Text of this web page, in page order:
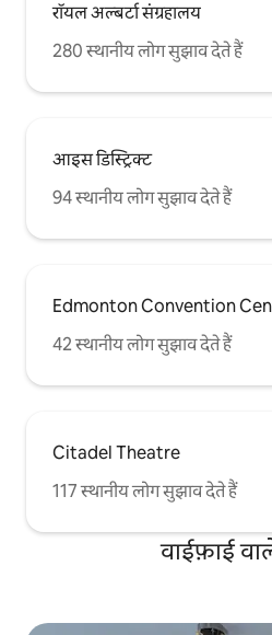
रॉयल अल्बर्टा संग्रहालय
280 स्थानीय लोग सुझाव देते हैं
आइस डिस्ट्रिक्ट
94 स्थानीय लोग सुझाव देते हैं
Edmonton Convention
42 स्थानीय लोग सुझाव देते हैं
Citadel Theatre
117 स्थानीय लोग सुझाव देते हैं
वाईफ़ाई